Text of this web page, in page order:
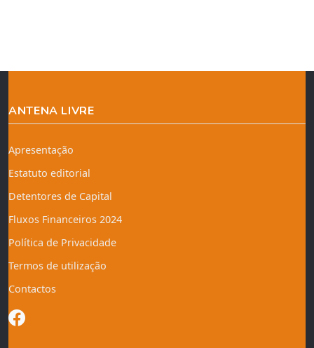
ANTENA LIVRE
Apresentação
Estatuto editorial
Detentores de Capital
Fluxos Financeiros 2024
Política de Privacidade
Termos de utilização
Contactos